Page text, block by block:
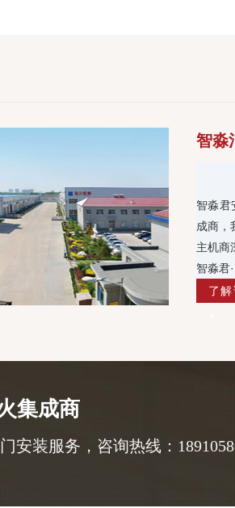
智淼
智淼君
成商，
主机商
智淼君
了
集成商
安装服务，咨询热线：